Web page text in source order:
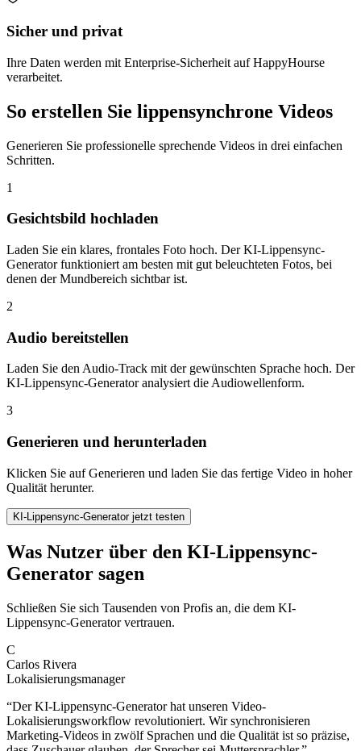
Sicher und privat
Ihre Daten werden mit Enterprise-Sicherheit auf HappyHourse
verarbeitet.
So erstellen Sie lippensynchrone Videos
Generieren Sie professionelle sprechende Videos in drei einfachen
Schritten.
1
Gesichtsbild hochladen
Laden Sie ein klares, frontales Foto hoch. Der KI-Lippensync-
Generator funktioniert am besten mit gut beleuchteten Fotos, bei
denen der Mundbereich sichtbar ist.
2
Audio bereitstellen
Laden Sie den Audio-Track mit der gewünschten Sprache hoch. Der
KI-Lippensync-Generator analysiert die Audiowellenform.
3
Generieren und herunterladen
Klicken Sie auf Generieren und laden Sie das fertige Video in hoher
Qualität herunter.
KI-Lippensync-Generator jetzt testen
Was Nutzer über den KI-Lippensync-
Generator sagen
Schließen Sie sich Tausenden von Profis an, die dem KI-
Lippensync-Generator vertrauen.
C
Carlos Rivera
Lokalisierungsmanager
“Der KI-Lippensync-Generator hat unseren Video-
Lokalisierungsworkflow revolutioniert. Wir synchronisieren
Marketing-Videos in zwölf Sprachen und die Qualität ist so präzise,